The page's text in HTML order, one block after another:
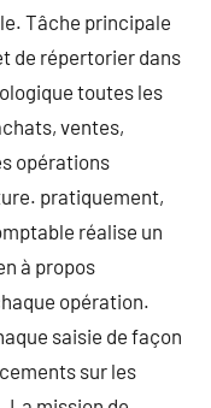
Tâche principale
de répertorier dans
toutes les
ventes,
opérations
pratiquement,
réalise un
à propos
opération.
saisie de façon
sur les